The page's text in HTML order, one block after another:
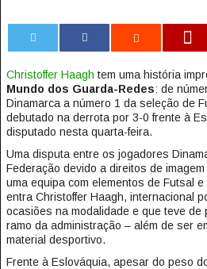
Christoffer Haagh tem uma história
Mundo dos Guarda-Redes: de
Dinamarca a número 1 da seleção de
debutado na derrota por 3-0 frente à
disputado nesta quarta-feira.
Uma disputa entre os jogadores
Federação devido a direitos de
uma equipa com elementos de Futsal
entra Christoffer Haagh, internacional
ocasiões na modalidade e que teve de
ramo da administração – além de ser
material desportivo.
Frente à Eslováquia, apesar do peso